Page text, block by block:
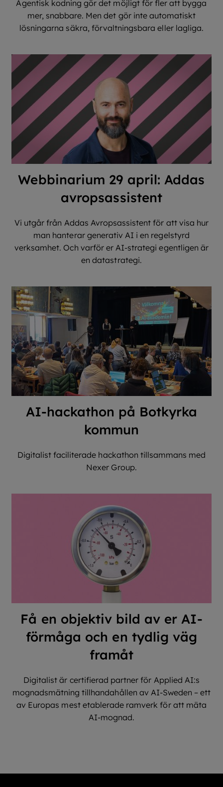
Agentisk kodning gör det möjligt för fler att bygga
mer, snabbare. Men det gör inte automatiskt
lösningarna säkra, förvaltningsbara eller lagliga.
Webbinarium 29 april: Addas
avropsassistent
Vi utgår från Addas Avropsassistent för att visa hur
man hanterar generativ AI i en regelstyrd
verksamhet. Och varför er AI-strategi egentligen är
en datastrategi.
AI-hackathon på Botkyrka
kommun
Digitalist faciliterade hackathon tillsammans med
Nexer Group.
Få en objektiv bild av er AI-
förmåga och en tydlig väg
framåt
Digitalist är certifierad partner för Applied AI:s
mognadsmätning tillhandahållen av AI-Sweden – ett
av Europas mest etablerade ramverk för att mäta
AI-mognad.